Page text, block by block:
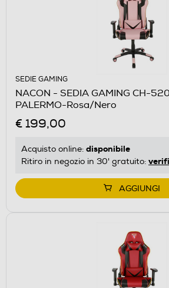
SEDIE GAMING
NACON - SEDIA GAMING CH-
PALERMO-Rosa/Nero
€ 199,00
Acquisto online: disponibile
Ritiro in negozio in 30' gratuito:
AGGIUNGI